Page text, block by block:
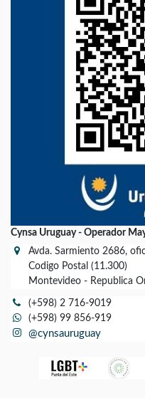
Cynsa Uruguay - Operador
Avda. Sarmiento 2686,
Codigo Postal (11.300)
Montevideo - Republica
(+598) 2 716-9019
(+598) 99 856-919
@cynsauruguay